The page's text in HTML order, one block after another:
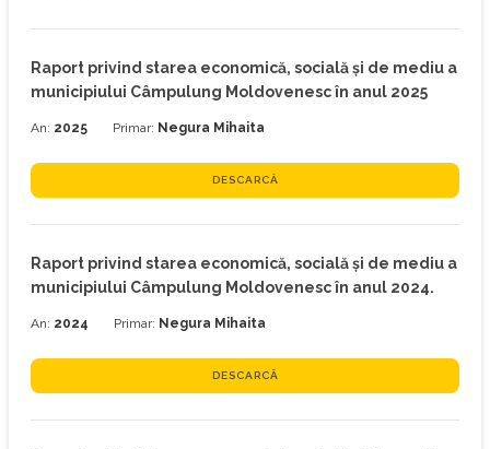
Raport privind starea economică, socială şi de mediu a
municipiului Câmpulung Moldovenesc în anul 2025
An: 2025 Primar: Negura Mihaita
DESCARCĂ
Raport privind starea economică, socială şi de mediu a
municipiului Câmpulung Moldovenesc în anul 2024.
An: 2024 Primar: Negura Mihaita
DESCARCĂ